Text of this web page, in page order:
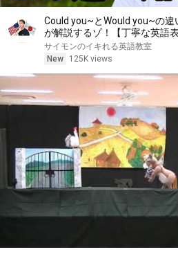
Could you~とWould you~の違
が解説するゾ！【丁寧な英語表
サイモンのイキれる英語教室
New
125K views